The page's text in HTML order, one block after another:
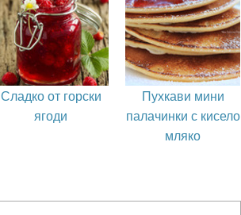
Сладко от горски
ягоди
Пухкави мини
палачинки с кисело
мляко